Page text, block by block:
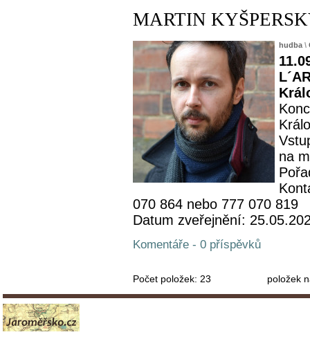
MARTIN
hudba \
na
070 864 nebo 777 070 819
Datum zveřejnění:
Komentáře - 0 příspěvků
Počet položek: 23 položek